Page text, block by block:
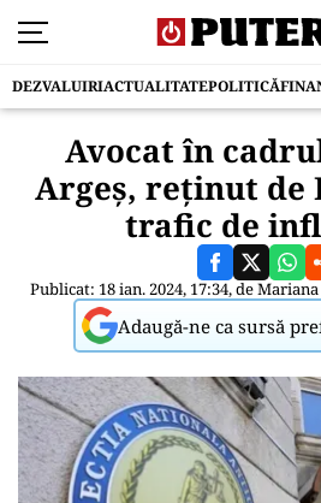
DEZVALUIRIACTUALITATEPOLITICĂ
Avocat în
Argeș, reținut de
trafic de
Publicat: 18 ian. 2024, 17:34, de
Adaugă-ne ca sursă